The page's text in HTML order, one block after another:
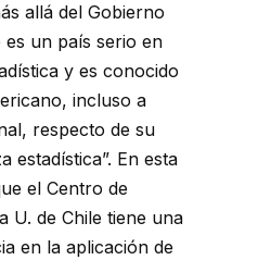
allá del Gobierno
es un país serio en
y es conocido
incluso a
respecto de su
estadística”. En esta
el Centro de
U. de Chile tiene una
en la aplicación de